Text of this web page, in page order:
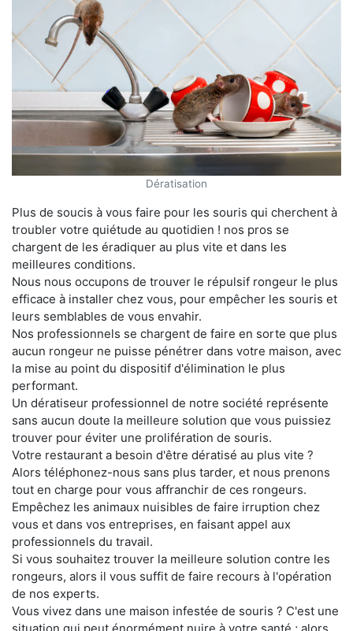
Dératisation
Plus de soucis à vous faire pour les souris qui cherchent à
troubler votre quiétude au quotidien ! nos pros se
chargent de les éradiquer au plus vite et dans les
meilleures conditions.
Nous nous occupons de trouver le répulsif rongeur le plus
efficace à installer chez vous, pour empêcher les souris et
leurs semblables de vous envahir.
Nos professionnels se chargent de faire en sorte que plus
aucun rongeur ne puisse pénétrer dans votre maison, avec
la mise au point du dispositif d'élimination le plus
performant.
Un dératiseur professionnel de notre société représente
sans aucun doute la meilleure solution que vous puissiez
trouver pour éviter une prolifération de souris.
Votre restaurant a besoin d'être dératisé au plus vite ?
Alors téléphonez-nous sans plus tarder, et nous prenons
tout en charge pour vous affranchir de ces rongeurs.
Empêchez les animaux nuisibles de faire irruption chez
vous et dans vos entreprises, en faisant appel aux
professionnels du travail.
Si vous souhaitez trouver la meilleure solution contre les
rongeurs, alors il vous suffit de faire recours à l'opération
de nos experts.
Vous vivez dans une maison infestée de souris ? C'est une
situation qui peut énormément nuire à votre santé ; alors